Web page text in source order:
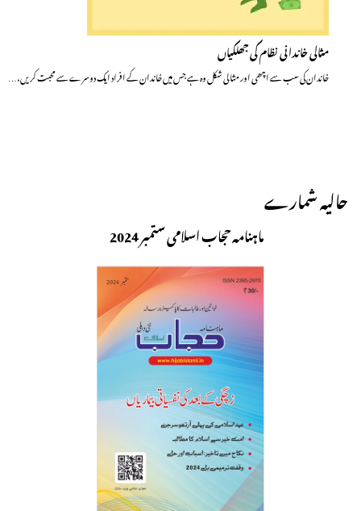
مثالی خاندانی نظام کی جھلکیاں
خاندان کی سب سے اچھی اور مثالی شکل وہ ہے جس میں خاندان کے افراد ایک دوسرے سے محبت کریں،…
حالیہ شمارے
ماہنامہ حجاب اسلامی ستمبر 2024